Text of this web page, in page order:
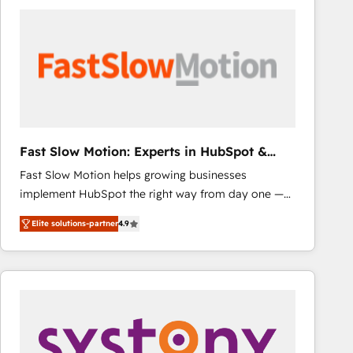
One company, one operating model, delivering
across offices and consulting teams in the UK, USA,
international offices and 175+ employees.
Fast Slow Motion: Experts in HubSpot &
Salesforce
Fast Slow Motion helps growing businesses
implement HubSpot the right way from day one —
with the flexibility to scale as complexity increases.
Highly certified in both HubSpot and Salesforce, we
bring deep experience in CRM implementation,
integrations, and data migration across modern
combines strong technical execution with real
business perspective. Many of our consultants have
Elite solutions-partner4.9